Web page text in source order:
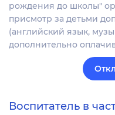
рождения до школы"
присмотр за детьми
(английский язык,
дополнительно
Воспитатель в